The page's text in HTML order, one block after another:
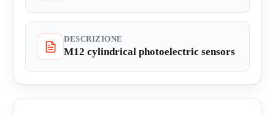
DESCRIZIONE
M12 cylindrical photoelectric sensors